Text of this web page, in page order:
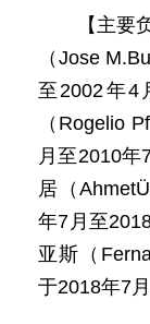
【主要
（Jose
至2002年4
（Rogelio
月至2010年
居（
年7月至
亚斯（
于2018年7